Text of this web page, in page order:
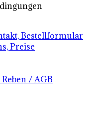
Bestellformular
Preise
/ AGB